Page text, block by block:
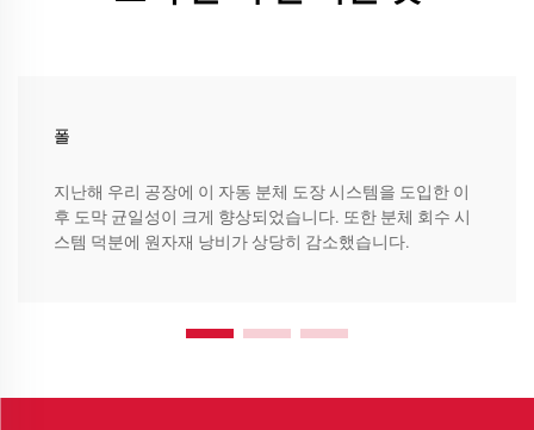
폴
지난해 우리 공장에 이 자동 분체 도장 시스템을 도입한 이
후 도막 균일성이 크게 향상되었습니다. 또한 분체 회수 시
스템 덕분에 원자재 낭비가 상당히 감소했습니다.